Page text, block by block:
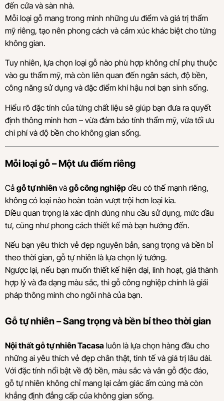
đến cửa và sàn nhà.
Mỗi loại gỗ mang trong mình những ưu điểm và giá trị thẩm
mỹ riêng, tạo nên phong cách và cảm xúc khác biệt cho từng
không gian.
Tuy nhiên, lựa chọn loại gỗ nào phù hợp không chỉ phụ thuộc
vào gu thẩm mỹ, mà còn liên quan đến ngân sách, độ bền,
công năng sử dụng và đặc điểm khí hậu nơi bạn sinh sống.
Hiểu rõ đặc tính của từng chất liệu sẽ giúp bạn đưa ra quyết
định thông minh hơn – vừa đảm bảo tính thẩm mỹ, vừa tối ưu
chi phí và độ bền cho không gian sống.
Mỗi loại gỗ – Một ưu điểm riêng
Cả gỗ tự nhiên và gỗ công nghiệp đều có thế mạnh riêng,
không có loại nào hoàn toàn vượt trội hơn loại kia.
Điều quan trọng là xác định đúng nhu cầu sử dụng, mức đầu
tư, cũng như phong cách thiết kế mà bạn hướng đến.
Nếu bạn yêu thích vẻ đẹp nguyên bản, sang trọng và bền bỉ
theo thời gian, gỗ tự nhiên là lựa chọn lý tưởng.
Ngược lại, nếu bạn muốn thiết kế hiện đại, linh hoạt, giá thành
hợp lý và đa dạng màu sắc, thì gỗ công nghiệp chính là giải
pháp thông minh cho ngôi nhà của bạn.
Gỗ tự nhiên – Sang trọng và bền bỉ theo thời gian
Nội thất gỗ tự nhiên Tacasa luôn là lựa chọn hàng đầu cho
những ai yêu thích vẻ đẹp chân thật, tinh tế và giá trị lâu dài.
Với đặc tính nổi bật về độ bền, màu sắc và vân gỗ độc đáo,
gỗ tự nhiên không chỉ mang lại cảm giác ấm cúng mà còn
khẳng định đẳng cấp của không gian sống.